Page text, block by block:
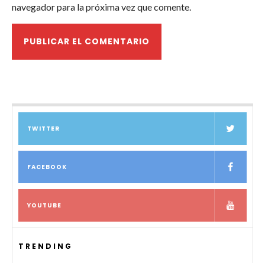
navegador para la próxima vez que comente.
TWITTER
FACEBOOK
YOUTUBE
TRENDING